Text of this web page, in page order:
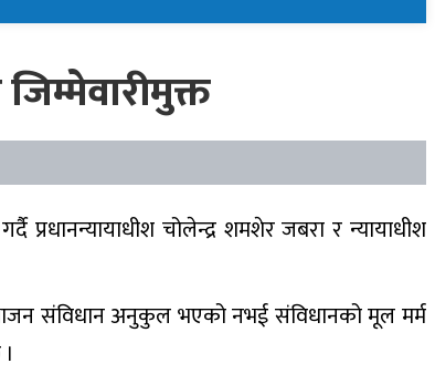
प्रधानन्यायाधीश चोलेन्द्र शमशेर जबरा र न्यायाधीश
संविधान अनुकुल भएको नभई संविधानको मूल मर्म